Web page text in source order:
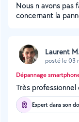
Nous n avons pas
concernant la
Laurent
posté le 03
Dépannage
Très
Expert dans son